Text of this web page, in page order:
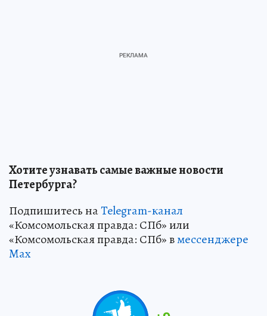
Хотите узнавать самые важные новости
Петербурга?
Подпишитесь наTelegram-канал
«Комсомольская правда: СПб» или
«Комсомольская правда: СПб» вмессенджере
Max